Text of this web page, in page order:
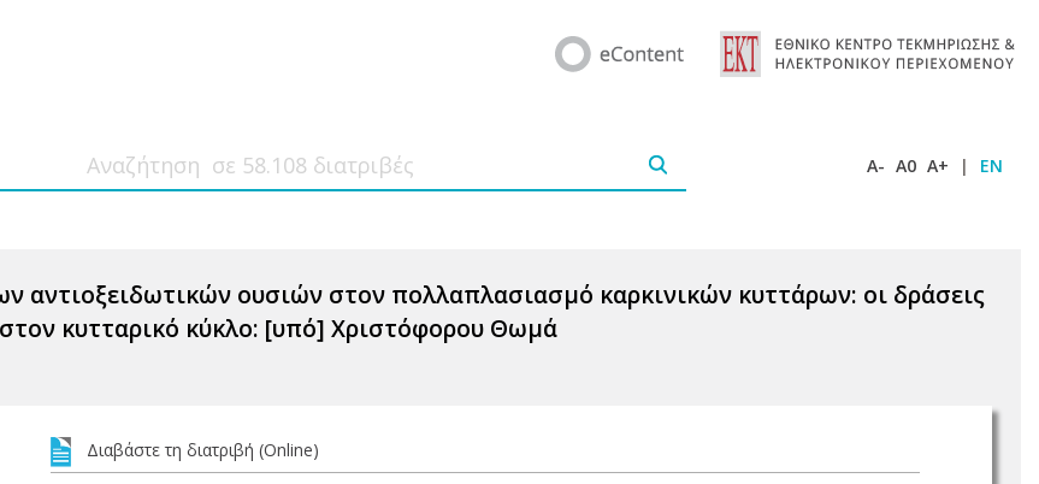
A- A0 A+ | EN
αντιοξειδωτικών ουσιών στον πολλαπλασιασμό καρκινικών κυττάρων: οι δράσεις
κυτταρικό κύκλο: [υπό] Χριστόφορου Θωμά
Διαβάστε τη διατριβή (Online)